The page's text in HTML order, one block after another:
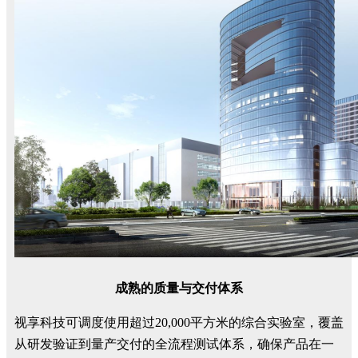
成熟的质量与交付体系
视享科技可调度使用超过20,000平方米的综合实验室，覆盖
从研发验证到量产交付的全流程测试体系，确保产品在一